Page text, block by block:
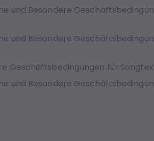
und Besondere
und Besondere
Geschäftsbedingungen für
und Besondere